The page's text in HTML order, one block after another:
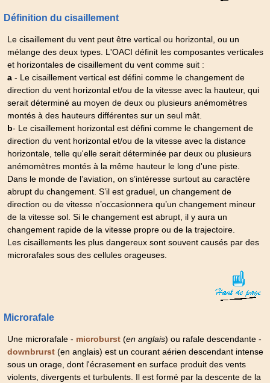
Définition du cisaillement
Le cisaillement du vent peut être vertical ou horizontal, ou un
mélange des deux types. L'OACI définit les composantes verticales
et horizontales de cisaillement du vent comme suit :
a - Le cisaillement vertical est défini comme le changement de
direction du vent horizontal et/ou de la vitesse avec la hauteur, qui
serait déterminé au moyen de deux ou plusieurs anémomètres
montés à des hauteurs différentes sur un seul mât.
b- Le cisaillement horizontal est défini comme le changement de
direction du vent horizontal et/ou de la vitesse avec la distance
horizontale, telle qu'elle serait déterminée par deux ou plusieurs
anémomètres montés à la même hauteur le long d'une piste.
Dans le monde de l’aviation, on s’intéresse surtout au caractère
abrupt du changement. S’il est graduel, un changement de
direction ou de vitesse n’occasionnera qu’un changement mineur
de la vitesse sol. Si le changement est abrupt, il y aura un
changement rapide de la vitesse propre ou de la trajectoire.
Les cisaillements les plus dangereux sont souvent causés par des
microrafales sous des cellules orageuses.
Microrafale
Une microrafale - microburst (en anglais) ou rafale descendante -
downbrurst (en anglais) est un courant aérien descendant intense
sous un orage, dont l'écrasement en surface produit des vents
violents, divergents et turbulents. Il est formé par la descente de la